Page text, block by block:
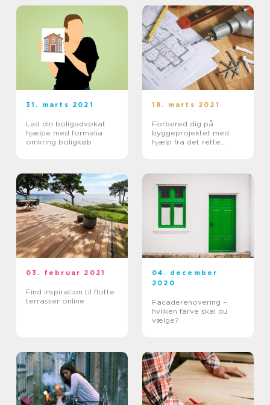
31. marts 2021
Lad din boligadvokat
hjælpe med formalia
omkring boligkøb
18. marts 2021
Forbered dig på
byggeprojektet med
hjælp fra det rette
03. februar 2021
Find inspiration til flotte
terrasser online
04. december
2020
Facaderenovering –
hvilken farve skal du
vælge?